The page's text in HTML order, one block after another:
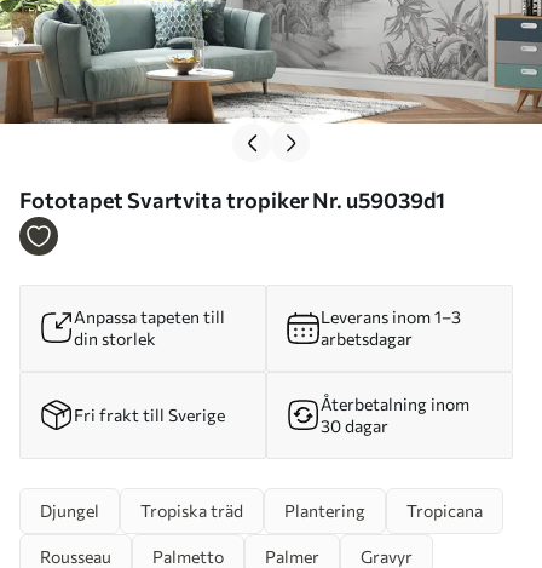
Fototapet Svartvita tropiker Nr. u59039d1
Anpassa tapeten till
din storlek
Leverans inom 1–3
arbetsdagar
Fri frakt till Sverige
Återbetalning inom
30 dagar
Djungel Tropiska träd Plantering Tropicana
Rousseau Palmetto Palmer Gravyr